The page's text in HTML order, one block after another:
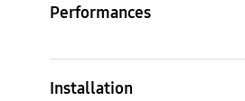
Performances
Installation